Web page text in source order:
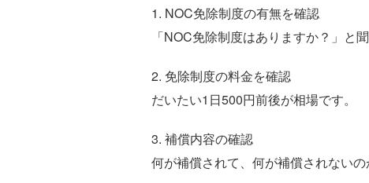
1. NOC免除制度の有無を確認
「NOC免除制度はありますか？」と
2. 免除制度の料金を確認
だいたい1日500円前後が相場です。
3. 補償内容の確認
何が補償されて、何が補償されないの